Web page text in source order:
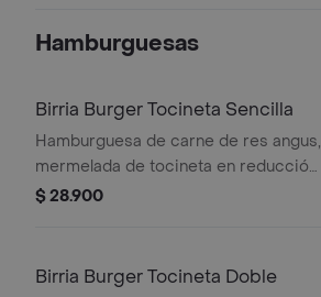
Hamburguesas
Birria Burger Tocineta Sencilla
Hamburguesa de carne de res angus,
mermelada de tocineta en reducción
de tequila, vegetales, pan brioche.
$ 28.900
Birria Burger Tocineta Doble